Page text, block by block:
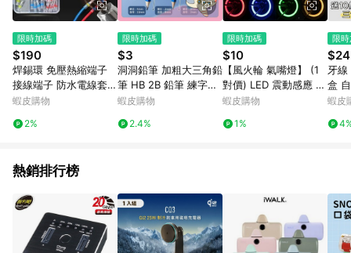
同一瀏覽器進行交易（若自動跳轉 APP，請在 APP交易）。 10.
知。 11. 若使用折價券折抵，可能會有攤提折抵導致訂單金額些微
落差 12. 蝦皮會將LINE的導購跳轉紀錄與蝦皮的會員ID進行綁
定，若後續七天內未透過其他媒體來源導入蝦皮官網，則七天內
於該蝦皮帳號下訂的首筆訂單會被蝦皮認列為該LINE用戶導購跳
轉時所成立之訂單。 13. 若同一用戶使用一個以上蝦皮帳號透過
LINE購物進行導購，將可能導致無法收到導購通知，亦可能無法
易，或經由蝦皮系統判斷點擊路徑不符合回饋資格或規則者。 15.
若有贈點爭議，請務必於訂單日期+60天以內進行洽詢確認；超
過60天(含)以上進行申訴，恕無法贈點回饋。需檢附蝦皮訂單完
成、LINE購物訂單記錄，如於LINE購物訂單紀錄已呈現：「非本
次前往蝦皮商店之品項，不符合回饋資格」，則不受理此案件。
[注意事項] 1.如導購途中用戶由網頁版(電腦版/手機版網頁)切換
限時加碼
$190
焊錫環 免壓熱縮端子
接線端子 防水電線套管
熱收縮套管 接線熱縮管
線器
蝦皮購物
2%
限時加碼
$3
洞洞鉛筆 加粗大三角鉛
筆 HB 2B 鉛筆 練字文
具 加粗鉛筆 粗款洞洞
三角【胖Q寶】
蝦皮購物
2.4%
限時加碼
$10
【風火輪 氣嘴燈】 (1
對價) LED 震動感應 美
式嘴 輻條燈 鋼絲燈 扁
色單車)
蝦皮購物
1%
限
$24
牙線
盒
線盒 便攜牙線盒 牙線
攜帶
蝦皮
熱銷排行榜